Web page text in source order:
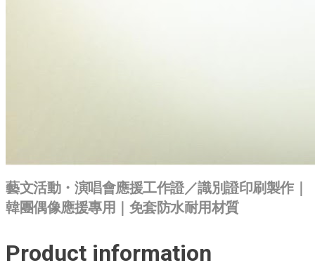
藝文活動・演唱會應援工作證／識別證印刷製作｜
韓團偶像應援專用｜免套防水耐用材質
Product information